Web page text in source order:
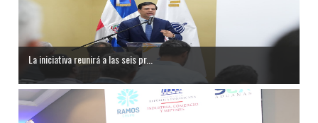
La iniciativa reunirá a las seis pr...